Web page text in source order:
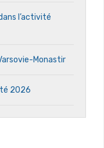
l’activité
Monastir
2026